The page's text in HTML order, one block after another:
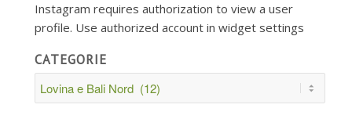
Instagram requires authorization to view a user
profile. Use authorized account in widget settings
CATEGORIE
Categorie